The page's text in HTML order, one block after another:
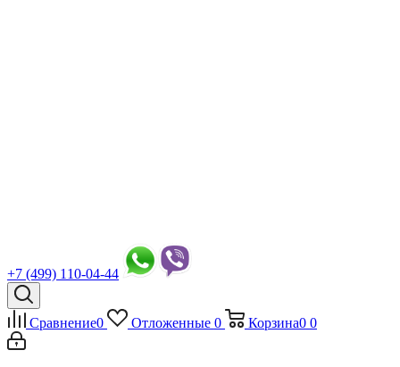
+7 (499) 110-04-44
Сравнение0 Отложенные 0 Корзина0 0